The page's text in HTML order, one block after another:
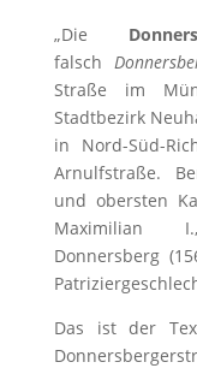
„Die
falsch
Straße im
Stadtbezirk
in Nord-Süd-
Arnulfstraße.
und obersten
Maximilian
Donnersberg
Das ist der